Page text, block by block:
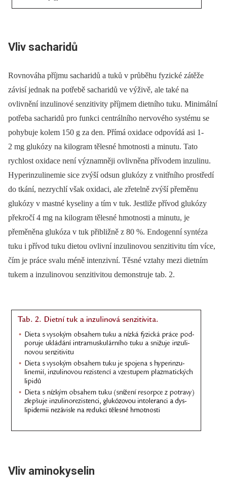
Vliv sacharidů
Rovnováha příjmu sacharidů a tuků v průběhu fyzické zátěže
závisí jednak na potřebě sacharidů ve výživě, ale také na
ovlivnění inzulinové senzitivity příjmem dietního tuku. Minimální
potřeba sacharidů pro funkci centrálního nervového systému se
pohybuje kolem 150 g za den. Přímá oxidace odpovídá asi 1-
2 mg glukózy na kilogram tělesné hmotnosti a minutu. Tato
rychlost oxidace není významněji ovlivněna přívodem inzulinu.
Hyperinzulinemie sice zvýší odsun glukózy z vnitřního prostředí
do tkání, nezrychlí však oxidaci, ale zřetelně zvýší přeměnu
glukózy v mastné kyseliny a tím v tuk. Jestliže přívod glukózy
překročí 4 mg na kilogram tělesné hmotnosti a minutu, je
přeměněna glukóza v tuk přibližně z 80 %. Endogenní syntéza
tuku i přívod tuku dietou ovlivní inzulinovou senzitivitu tím více,
čím je práce svalu méně intenzivní. Těsné vztahy mezi dietním
tukem a inzulinovou senzitivitou demonstruje tab. 2.
Vliv aminokyselin